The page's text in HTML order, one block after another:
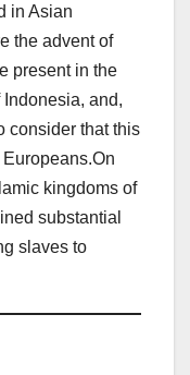
in Asian
the advent of
present in the
and,
consider that this
kingdoms of
substantial
slaves to